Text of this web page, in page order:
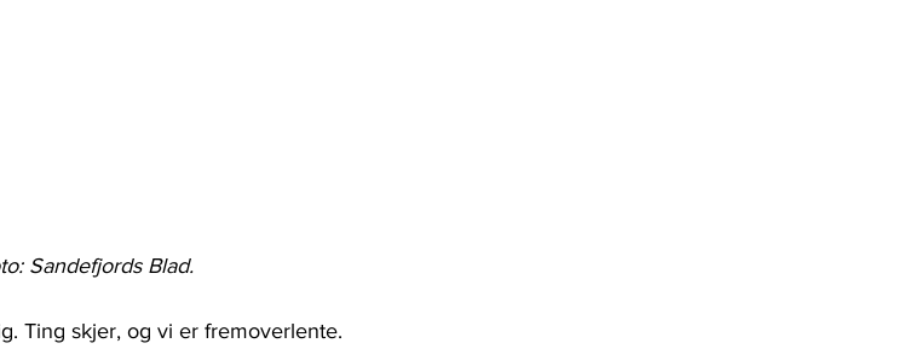
Sandefjords Blad.
Ting skjer, og vi er fremoverlente.